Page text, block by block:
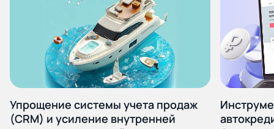
Упрощение системы учета продаж
(CRM) и усиление внутренней